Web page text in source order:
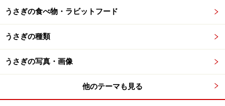
いつも暮らしている家族の、感情をよく感じています。
しんでいるときは、そっと側に来たり、前足をかけて顔
を覗き込むようなしぐさをします。家族が喧嘩でも始め
ようものなら、足ダン※して一緒に参戦します。その様
子が可笑しくて、喧嘩もやめてしまうほどです。
うさぎの食べ物・ラビットフード
うさぎの種類
うさぎの写真・画像
他のテーマも見る